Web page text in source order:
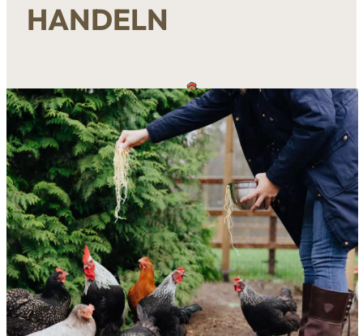
HANDELN